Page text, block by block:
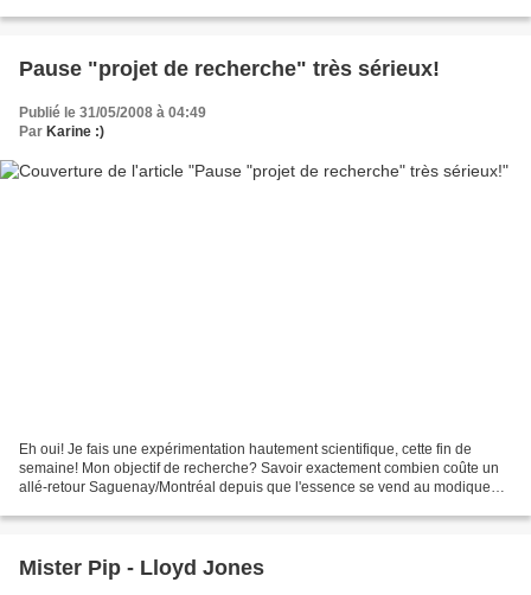
Pause "projet de recherche" très sérieux!
Publié le 31/05/2008 à 04:49
Par Karine :)
Eh oui! Je fais une expérimentation hautement scientifique, cette fin de
semaine! Mon objectif de recherche? Savoir exactement combien coûte un
allé-retour Saguenay/Montréal depuis que l'essence se vend au modique
Mister Pip - Lloyd Jones